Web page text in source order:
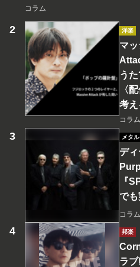
コラム
洋楽
マ
う
〈
考え
コラム
メタル
デ
『
で
コラム
邦楽
ラ